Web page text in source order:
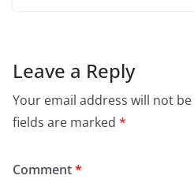
Leave a Reply
Your email address will not
fields are marked *
Comment*